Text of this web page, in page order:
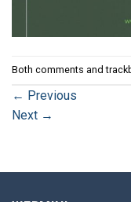
Both comments and
← Previous
Next →